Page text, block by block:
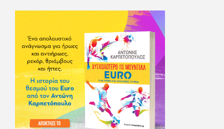
ταινίες κι έγραφε και στο περιοδικό Σινεμά, είχε κάποιες
αισθηματικές περιπέτειες που σκόρπισαν γέλιο στους φίλους
του - αν όχι και στον ίδιο. Πήγε στρατό κανονικά στα σύνορα
και διατήρησε μια καλή σχέση με την οικογένεια του, την
οποία αισθάνεται πως διάφορες φορές έφερε σε δύσκολη
θέση. Κείμενο με την υπογραφή του πρωτοδημοσιεύτηκε στο
Φίλαθλο το 1992. Επέστρεψε οριστικά στην Ελλάδα το 1998,
δούλεψε για πολλούς (αφού δυσκολεύεται να πει όχι), και
κάποιοι, αν όχι και όλοι, τον πλήρωσαν κι έμειναν και
ευχαριστημένοι από τη συνεργασία. Σήμερα πλέον εργάζεται
στον Sport Fm (όπου έχει κλείσει εικοσαετία) και στη
Sportday. Επαίρεται ότι λίγοι έχουν δει περισσότερο
ποδόσφαιρο από τον ίδιο και θεωρεί τον εαυτό του τυχερό
γιατί είναι μέλος της γενιάς που απόλαυσε τους μεγαλύτερους